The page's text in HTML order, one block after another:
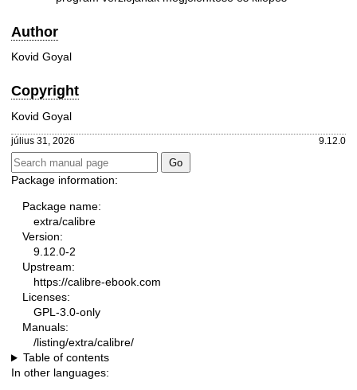
Author
Kovid Goyal
Copyright
Kovid Goyal
július 31, 2026 9.12.0
Package information:
Package name:
extra/calibre
Version:
9.12.0-2
Upstream:
https://calibre-ebook.com
Licenses:
GPL-3.0-only
Manuals:
/listing/extra/calibre/
Table of contents
In other languages: